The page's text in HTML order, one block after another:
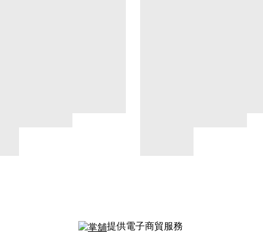
提供電子商貿服務